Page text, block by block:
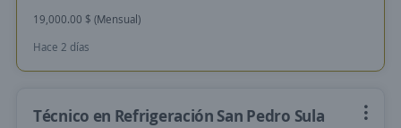
19,000.00 $ (Mensual)
Hace 2 días
Técnico en Refrigeración San Pedro Sula